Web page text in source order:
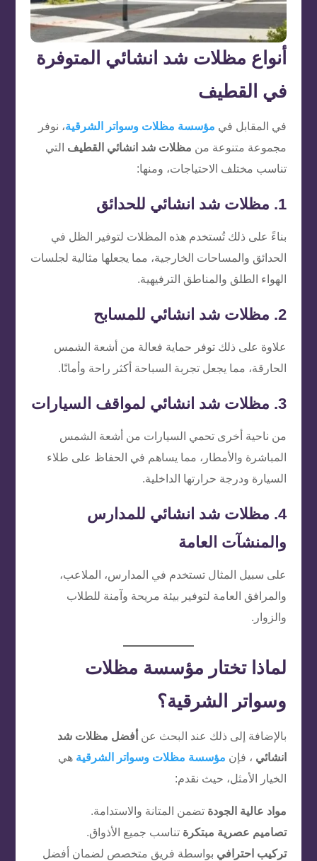
أنواع مظلات شد انشائي المتوفرة
في القطيف
في المقابل في مؤسسة مظلات وسواتر الشرقية، نوفر
مجموعة متنوعة من مظلات شد انشائي القطيف التي
تناسب مختلف الاحتياجات، ومنها:
1. مظلات شد انشائي للحدائق
بناءً على ذلك تُستخدم هذه المظلات لتوفير الظل في
الحدائق والمساحات الخارجية، مما يجعلها مثالية لجلسات
الهواء الطلق والمناطق الترفيهية.
2. مظلات شد انشائي للمسابح
علاوة على ذلك توفر حماية فعالة من أشعة الشمس
الحارقة، مما يجعل تجربة السباحة أكثر راحة وأمانًا.
3. مظلات شد انشائي لمواقف السيارات
من ناحية أخرى تحمي السيارات من أشعة الشمس
المباشرة والأمطار، مما يساهم في الحفاظ على طلاء
السيارة ودرجة حرارتها الداخلية.
4. مظلات شد انشائي للمدارس
والمنشآت العامة
على سبيل المثال تستخدم في المدارس، الملاعب،
والمرافق العامة لتوفير بيئة مريحة وآمنة للطلاب
والزوار.
لماذا تختار مؤسسة مظلات
وسواتر الشرقية؟
بالإضافة إلى ذلك عند البحث عن أفضل مظلات شد
انشائي ، فإن مؤسسة مظلات وسواتر الشرقية هي
الخيار الأمثل، حيث نقدم:
مواد عالية الجودة تضمن المتانة والاستدامة.
تصاميم عصرية مبتكرة تناسب جميع الأذواق.
تركيب احترافي بواسطة فريق متخصص لضمان أفضل